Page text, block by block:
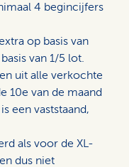
4 begincijfers
op basis van
van 1/5 lot.
uit alle verkochte
10e van de maand
een vaststaand,
als voor de XL-
dus niet